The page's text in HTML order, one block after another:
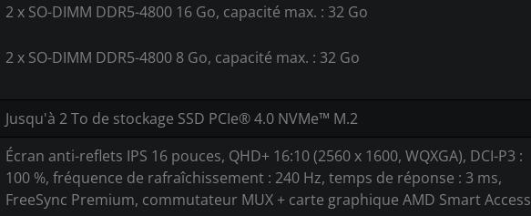
2 x SO-DIMM DDR5-4800 16 Go, capacité max. : 32 Go
2 x SO-DIMM DDR5-4800 8 Go, capacité max. : 32 Go
Jusqu'à 2 To de stockage SSD PCIe® 4.0 NVMe™ M.2
Écran anti-reflets IPS 16 pouces, QHD+ 16:10 (2560 x 1600, WQXGA), DCI-P3 :
100 %, fréquence de rafraîchissement : 240 Hz, temps de réponse : 3 ms,
FreeSync Premium, commutateur MUX + carte graphique AMD Smart Access